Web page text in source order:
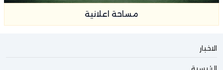
مساحة اعلانية
الاخبار